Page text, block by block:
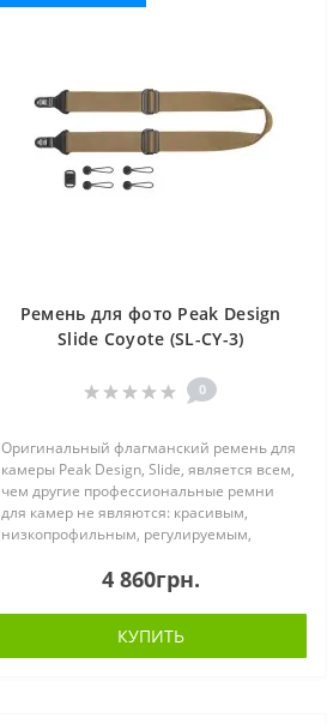
Ремень для фото Peak Design
Slide Coyote (SL-CY-3)
0
Оригинальный флагманский ремень для
камеры Peak Design, Slide, является всем,
чем другие профессиональные ремни
для камер не являются: красивым,
низкопрофильным, регулируемым,
под ваше снаряжение. Носите Slide как р..
4 860грн.
КУПИТЬ